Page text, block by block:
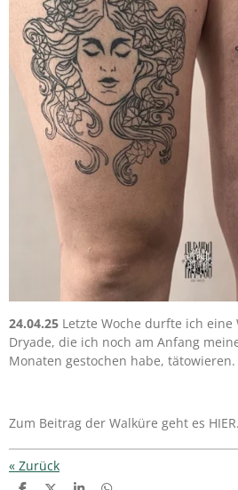
24.04.25 Letzte Woche durfte ich
Dryade, die ich noch am Anfang
Monaten gestochen habe, tätowieren.
Zum Beitrag der Walküre geht es HIER.
« Zurück